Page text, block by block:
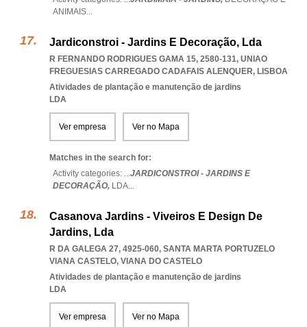
ANIMAIS...
Jardiconstroi - Jardins E Decoração, Lda
R FERNANDO RODRIGUES GAMA 15, 2580-131, UNIAO
FREGUESIAS CARREGADO CADAFAIS ALENQUER, LISBOA
Atividades de plantação e manutenção de jardins
LDA
Ver empresa Ver no Mapa
Matches in the search for:
Activity categories: ...JARDICONSTROI - JARDINS E
DECORAÇÃO, LDA...
Casanova Jardins - Viveiros E Design De
Jardins, Lda
R DA GALEGA 27, 4925-060, SANTA MARTA PORTUZELO
VIANA CASTELO, VIANA DO CASTELO
Atividades de plantação e manutenção de jardins
LDA
Ver empresa Ver no Mapa